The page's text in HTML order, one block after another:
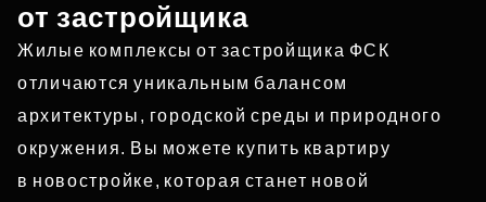
от застройщика
Жилые комплексы от застройщика ФСК
отличаются уникальным балансом
архитектуры, городской среды и природного
окружения. Вы можете купить квартиру
в новостройке, которая станет новой